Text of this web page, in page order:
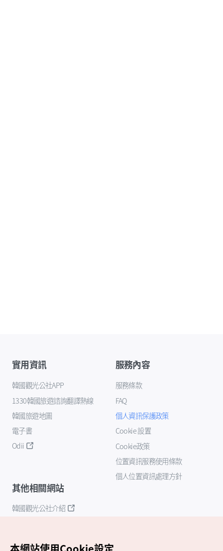
實用資訊
韓國觀光公社APP
1330韓國旅遊諮詢翻譯熱線
韓國旅遊地圖
電子書
Odii
服務內容
服務條款
FAQ
個人資訊保護政策
Cookie 設置
Cookie政策
位置資訊服務使用條款
個人位置資訊處理方針
其他相關網站
韓國觀光公社介紹